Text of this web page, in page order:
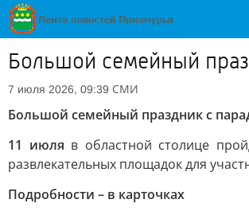
Большой семейный
7 июля 2026, 09:39 СМИ
Большой семейный праздник с
11 июля в областной столице
развлекательных площадок для
Подробности – в карточках